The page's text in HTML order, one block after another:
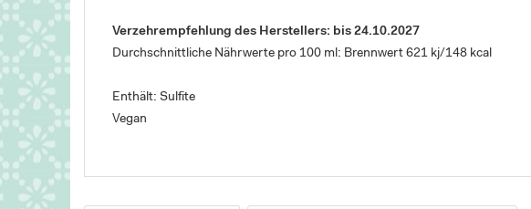
Verzehrempfehlung des Herstellers: bis 24.10.2027
Durchschnittliche Nährwerte pro 100 ml: Brennwert 621 kj/148 kcal
Enthält: Sulfite
Vegan